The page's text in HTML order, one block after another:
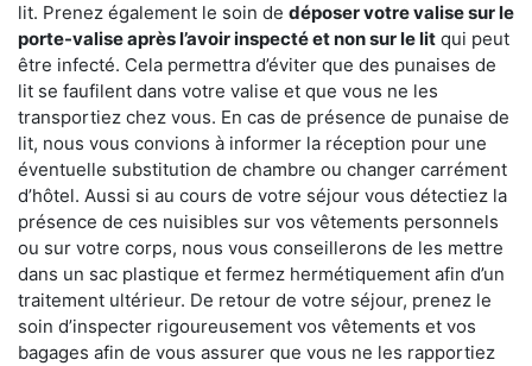
lit. Prenez également le soin de déposer votre valise sur le
porte-valise après l’avoir inspecté et non sur le lit qui peut
être infecté. Cela permettra d’éviter que des punaises de
lit se faufilent dans votre valise et que vous ne les
transportiez chez vous. En cas de présence de punaise de
lit, nous vous convions à informer la réception pour une
éventuelle substitution de chambre ou changer carrément
d’hôtel. Aussi si au cours de votre séjour vous détectiez la
présence de ces nuisibles sur vos vêtements personnels
ou sur votre corps, nous vous conseillerons de les mettre
dans un sac plastique et fermez hermétiquement afin d’un
traitement ultérieur. De retour de votre séjour, prenez le
soin d’inspecter rigoureusement vos vêtements et vos
bagages afin de vous assurer que vous ne les rapportiez